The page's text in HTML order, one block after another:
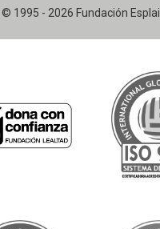
© 1995 - 2026 Fundación Esplai